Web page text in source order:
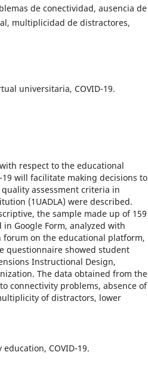
de conectividad, ausencia de
multiplicidad de distractores,
universitaria, COVID-19.
respect to the educational
will facilitate making decisions to
assessment criteria in
(1UADLA) were described.
the sample made up of 159
Google Form, analyzed with
on the educational platform,
questionnaire showed student
Instructional Design,
The data obtained from the
connectivity problems, absence of
of distractors, lower
COVID-19.